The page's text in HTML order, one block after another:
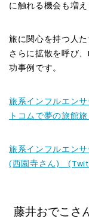
に触れる機会も増え
旅に関心を持つ人
さらに拡散を呼び
功事例です。
旅系インフルエン
トコムで夢の旅館
旅系インフルエン
(西園寺さん)
藤井おでこさ